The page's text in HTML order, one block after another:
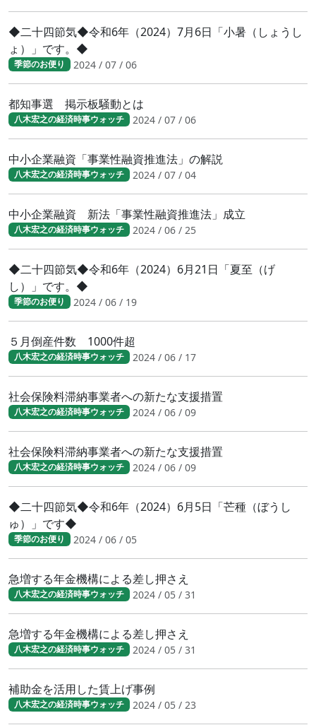
◆二十四節気◆令和6年（2024）7月6日「小暑（しょうし
ょ）」です。◆
季節のお便り 2024 / 07 / 06
都知事選 掲示板騒動とは
八木宏之の経済時事ウォッチ 2024 / 07 / 06
中小企業融資「事業性融資推進法」の解説
八木宏之の経済時事ウォッチ 2024 / 07 / 04
中小企業融資 新法「事業性融資推進法」成立
八木宏之の経済時事ウォッチ 2024 / 06 / 25
◆二十四節気◆令和6年（2024）6月21日「夏至（げ
し）」です。◆
季節のお便り 2024 / 06 / 19
５月倒産件数 1000件超
八木宏之の経済時事ウォッチ 2024 / 06 / 17
社会保険料滞納事業者への新たな支援措置
八木宏之の経済時事ウォッチ 2024 / 06 / 09
社会保険料滞納事業者への新たな支援措置
八木宏之の経済時事ウォッチ 2024 / 06 / 09
◆二十四節気◆令和6年（2024）6月5日「芒種（ぼうし
ゅ）」です◆
季節のお便り 2024 / 06 / 05
急増する年金機構による差し押さえ
八木宏之の経済時事ウォッチ 2024 / 05 / 31
急増する年金機構による差し押さえ
八木宏之の経済時事ウォッチ 2024 / 05 / 31
補助金を活用した賃上げ事例
八木宏之の経済時事ウォッチ 2024 / 05 / 23